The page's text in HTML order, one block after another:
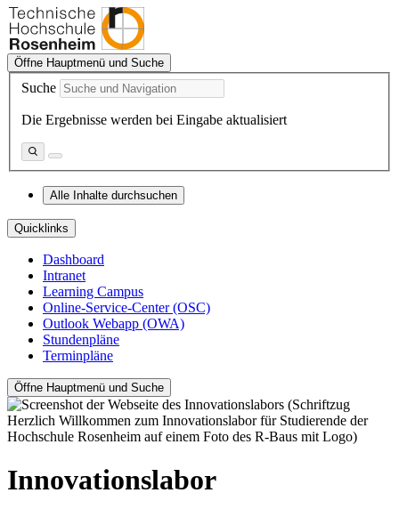
Öffne Hauptmenü und Suche
Suche
Die Ergebnisse werden bei Eingabe aktualisiert
Alle Inhalte durchsuchen
Quicklinks
Dashboard
Intranet
Learning Campus
Online-Service-Center (OSC)
Outlook Webapp (OWA)
Stundenpläne
Terminpläne
Öffne Hauptmenü und Suche
Innovationslabor